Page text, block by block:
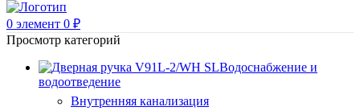
0 элемент 0 ₽
Просмотр категорий
Водоснабжение и
водоотведение
Внутренняя канализация